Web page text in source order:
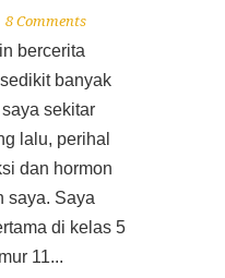
8 Comments
bercerita
banyak
sekitar
lalu, perihal
dan hormon
saya. Saya
di kelas 5
11...